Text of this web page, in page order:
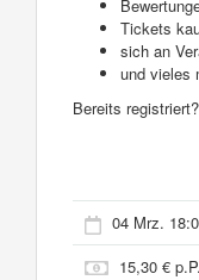
Tickets
sich an
und vieles
Bereits registriert?
04 Mrz.
15,30 € p.P.